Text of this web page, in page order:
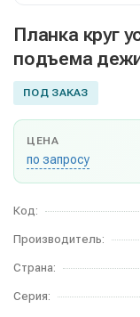
Планка круг
подъема
ПОД ЗАКАЗ
ЦЕНА
по запросу
Код:
Производитель:
Страна:
Серия: